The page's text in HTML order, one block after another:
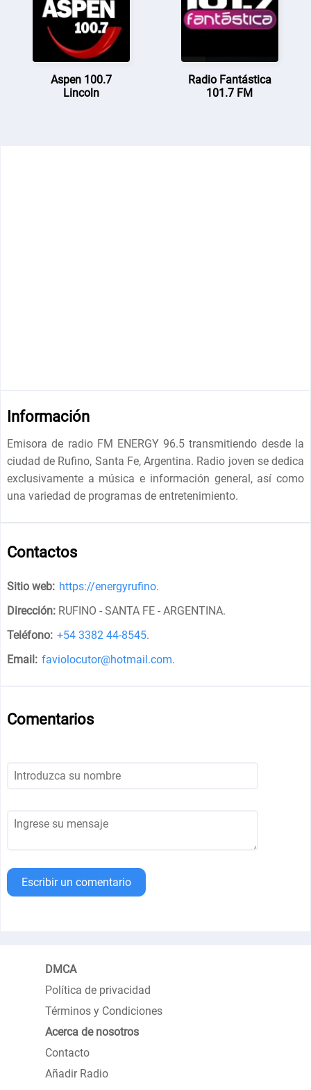
Aspen 100.7
Lincoln
Radio Fantástica
101.7 FM
Información
Emisora ​​de radio FM ENERGY 96.5 transmitiendo desde la
ciudad de Rufino, Santa Fe, Argentina. Radio joven se dedica
exclusivamente a música e información general, así como
una variedad de programas de entretenimiento.
Contactos
Sitio web: https://energyrufino.
Dirección: RUFINO - SANTA FE - ARGENTINA.
Teléfono: +54 3382 44-8545.
Email: faviolocutor@hotmail.com.
Comentarios
Escribir un comentario
DMCA
Política de privacidad
Términos y Condiciones
Acerca de nosotros
Contacto
Añadir Radio